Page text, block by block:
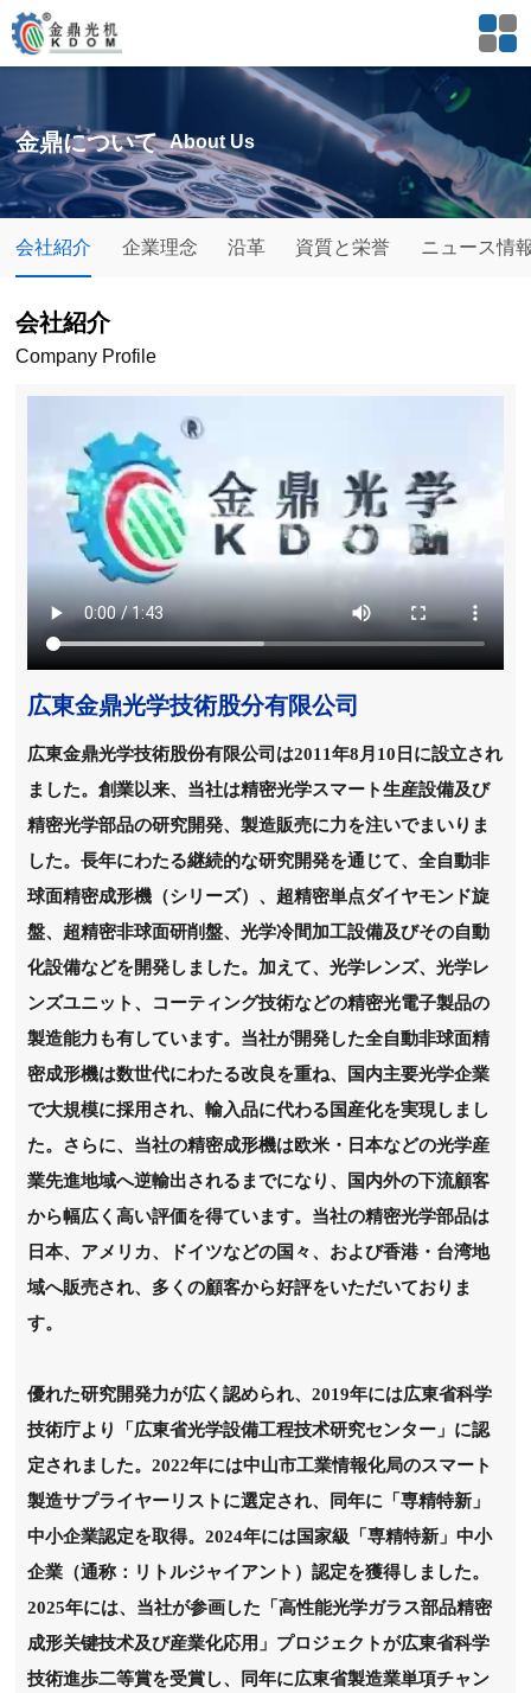
金鼎について About Us
会社紹介 企業理念 沿革 資質と栄誉 ニュース情
会社紹介
Company Profile
広東金鼎光学技術股分有限公司
広東金鼎光学技術股份有限公司は2011年8月10日に設立され
ました。創業以来、当社は精密光学スマート生産設備及び
精密光学部品の研究開発、製造販売に力を注いでまいりま
した。長年にわたる継続的な研究開発を通じて、全自動非
球面精密成形機（シリーズ）、超精密単点ダイヤモンド旋
盤、超精密非球面研削盤、光学冷間加工設備及びその自動
化設備などを開発しました。加えて、光学レンズ、光学レ
ンズユニット、コーティング技術などの精密光電子製品の
製造能力も有しています。当社が開発した全自動非球面精
密成形機は数世代にわたる改良を重ね、国内主要光学企業
で大規模に採用され、輸入品に代わる国産化を実現しまし
た。さらに、当社の精密成形機は欧米・日本などの光学産
業先進地域へ逆輸出されるまでになり、国内外の下流顧客
から幅広く高い評価を得ています。当社の精密光学部品は
日本、アメリカ、ドイツなどの国々、および香港・台湾地
域へ販売され、多くの顧客から好評をいただいておりま
す。
優れた研究開発力が広く認められ、2019年には広東省科学
技術庁より「広東省光学設備工程技术研究センター」に認
定されました。2022年には中山市工業情報化局のスマート
製造サプライヤーリストに選定され、同年に「専精特新」
中小企業認定を取得。2024年には国家級「専精特新」中小
企業（通称：リトルジャイアント）認定を獲得しました。
2025年には、当社が参画した「高性能光学ガラス部品精密
成形关键技术及び産業化応用」プロジェクトが広東省科学
技術進歩二等賞を受賞し、同年に広東省製造業単項チャン